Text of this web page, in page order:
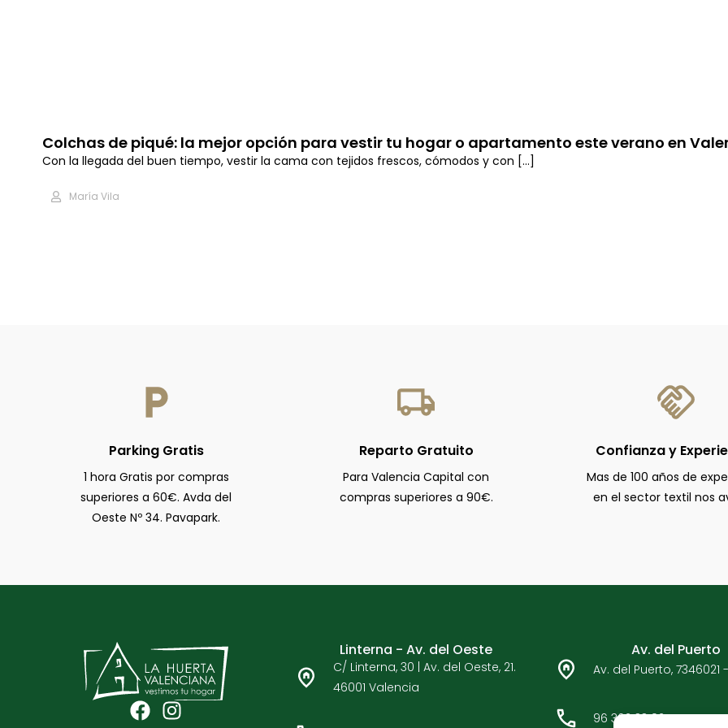
Colchas de piqué: la mejor opción para vestir tu hogar o apartamento este verano en
Con la llegada del buen tiempo, vestir la cama con tejidos frescos, cómodos y con [...]
María Vila
Parking Gratis
1 hora Gratis por compras
superiores a 60€. Avda del
Oeste Nº 34. Pavapark.
Reparto Gratuito
Para Valencia Capital con
compras superiores a 90€.
Confianza y
Mas de 100 años de
en el sector textil nos
F I
Linterna - Av. del Oeste
C/ Linterna, 30 | Av. del Oeste, 21.
46001 Valencia
Av. del Puerto
Av. del Puerto,
96 362 33 92